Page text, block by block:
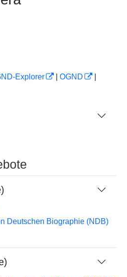
Explorer OGND
Deutschen Biographie (NDB)